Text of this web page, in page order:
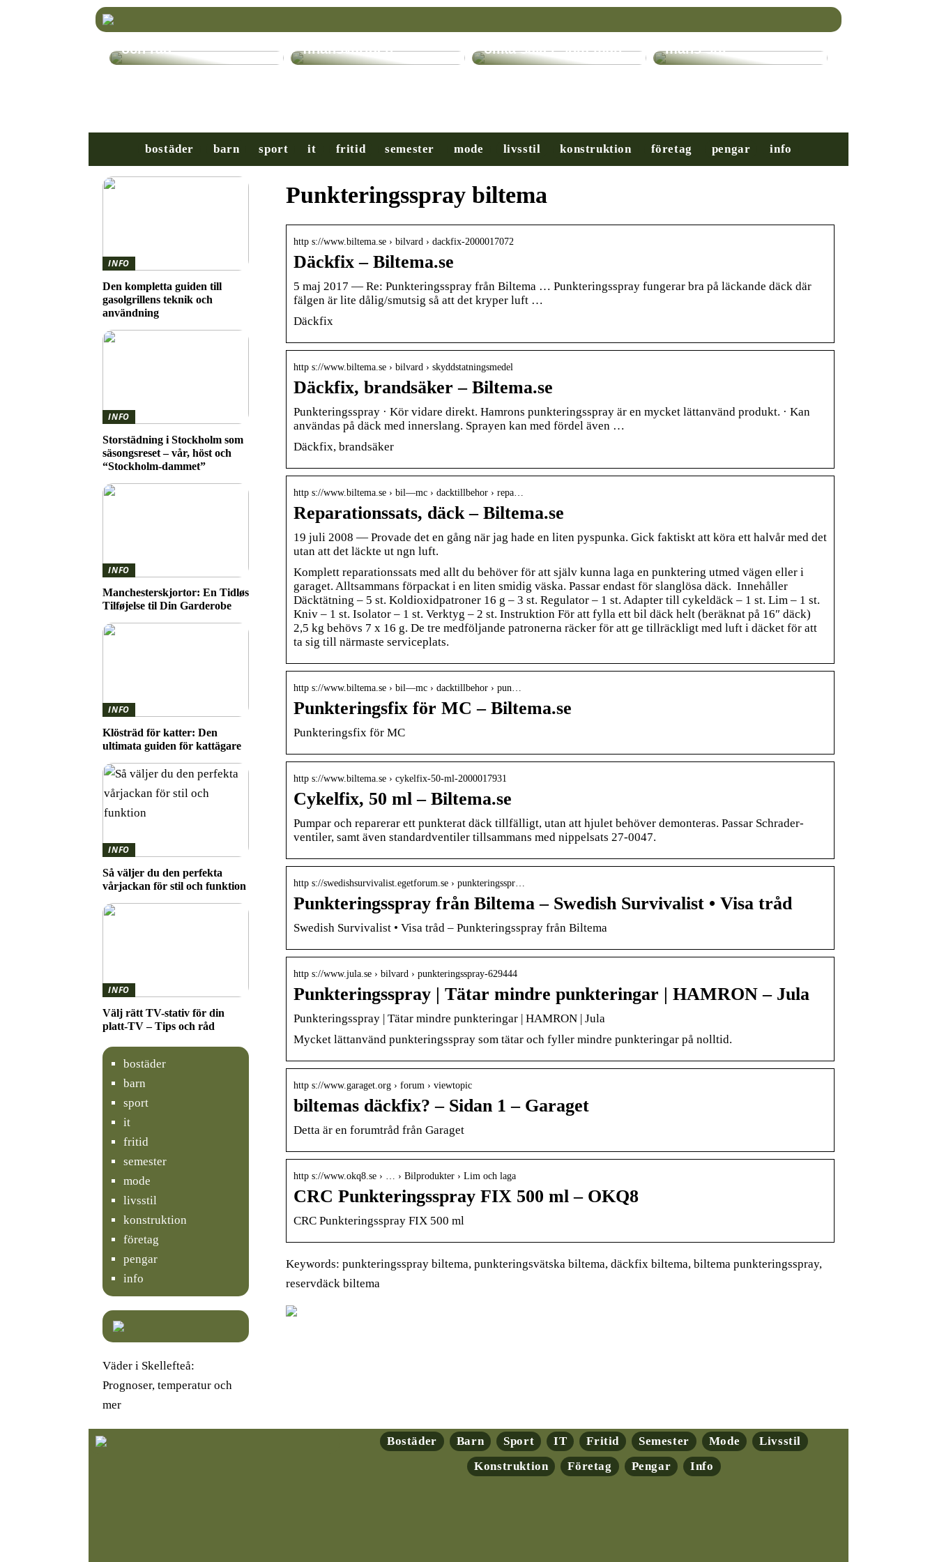
din platt-TV – Tips
och råd
revolution inom
finansvärlden
Få hjälp med många
olika saker som man
Nybörjarguiden till
mäns stil
bostäder barn sport it fritid semester mode livsstil konstruktion företag pengar info
Punkteringsspray biltema
http s://www.biltema.se › bilvard › dackfix-2000017072
Däckfix – Biltema.se
5 maj 2017 — Re: Punkteringsspray från Biltema … Punkteringsspray fungerar bra på läckande däck där
fälgen är lite dålig/smutsig så att det kryper luft …
Däckfix
http s://www.biltema.se › bilvard › skyddstatningsmedel
Däckfix, brandsäker – Biltema.se
Punkteringsspray · Kör vidare direkt. Hamrons punkteringsspray är en mycket lättanvänd produkt. · Kan
användas på däck med innerslang. Sprayen kan med fördel även …
Däckfix, brandsäker
http s://www.biltema.se › bil—mc › dacktillbehor › repa…
Reparationssats, däck – Biltema.se
19 juli 2008 — Provade det en gång när jag hade en liten pyspunka. Gick faktiskt att köra ett halvår med det
utan att det läckte ut ngn luft.
Komplett reparationssats med allt du behöver för att själv kunna laga en punktering utmed vägen eller i
garaget. Alltsammans förpackat i en liten smidig väska. Passar endast för slanglösa däck. Innehåller
Däcktätning – 5 st. Koldioxidpatroner 16 g – 3 st. Regulator – 1 st. Adapter till cykeldäck – 1 st. Lim – 1 st.
Kniv – 1 st. Isolator – 1 st. Verktyg – 2 st. Instruktion För att fylla ett bil däck helt (beräknat på 16″ däck)
2,5 kg behövs 7 x 16 g. De tre medföljande patronerna räcker för att ge tillräckligt med luft i däcket för att
ta sig till närmaste serviceplats.
http s://www.biltema.se › bil—mc › dacktillbehor › pun…
Punkteringsfix för MC – Biltema.se
Punkteringsfix för MC
http s://www.biltema.se › cykelfix-50-ml-2000017931
Cykelfix, 50 ml – Biltema.se
Pumpar och reparerar ett punkterat däck tillfälligt, utan att hjulet behöver demonteras. Passar Schrader-
ventiler, samt även standardventiler tillsammans med nippelsats 27-0047.
http s://swedishsurvivalist.egetforum.se › punkteringsspr…
Punkteringsspray från Biltema – Swedish Survivalist • Visa tråd
Swedish Survivalist • Visa tråd – Punkteringsspray från Biltema
http s://www.jula.se › bilvard › punkteringsspray-629444
Punkteringsspray | Tätar mindre punkteringar | HAMRON – Jula
Punkteringsspray | Tätar mindre punkteringar | HAMRON | Jula
Mycket lättanvänd punkteringsspray som tätar och fyller mindre punkteringar på nolltid.
http s://www.garaget.org › forum › viewtopic
biltemas däckfix? – Sidan 1 – Garaget
Detta är en forumtråd från Garaget
http s://www.okq8.se › … › Bilprodukter › Lim och laga
CRC Punkteringsspray FIX 500 ml – OKQ8
CRC Punkteringsspray FIX 500 ml
Keywords: punkteringsspray biltema, punkteringsvätska biltema, däckfix biltema, biltema punkteringsspray,
reservdäck biltema
INFO
Den kompletta guiden till
gasolgrillens teknik och
användning
INFO
Storstädning i Stockholm som
säsongsreset – vår, höst och
“Stockholm-dammet”
INFO
Manchesterskjortor: En Tidløs
Tilføjelse til Din Garderobe
INFO
Klösträd för katter: Den
ultimata guiden för kattägare
INFO
Så väljer du den perfekta
vårjackan för stil och funktion
INFO
Välj rätt TV-stativ för din
platt-TV – Tips och råd
bostäder
barn
sport
it
fritid
semester
mode
livsstil
konstruktion
företag
pengar
info
Väder i Skellefteå:
Prognoser, temperatur och
mer
Bostäder Barn Sport IT Fritid Semester Mode
Livsstil
Konstruktion
Företag Pengar Info